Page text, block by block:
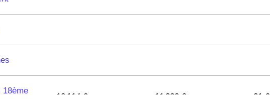
18ème
10 114 € 11 322 € 31 €